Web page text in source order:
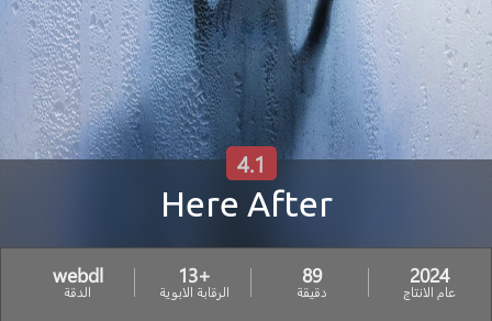
Here After
4.1
2024
عام الانتاج
89
دقيقة
+13
الرقابة الابوية
webdl
الدقة